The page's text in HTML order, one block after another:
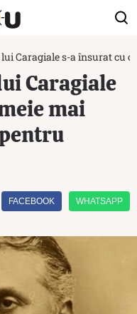
Caragiale s-a însurat cu
Caragiale
mai
FACEBOOK WHATSAPP